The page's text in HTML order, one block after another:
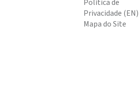
Política de
Privacidade (EN)
Mapa do Site